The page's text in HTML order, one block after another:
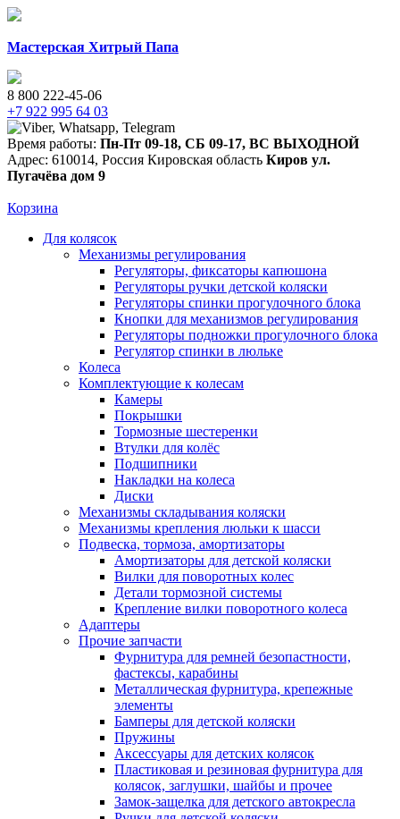
Мастерская Хитрый Папа
8 800 222-45-06
+7 922 995 64 03
Время работы: Пн-Пт 09-18, СБ 09-17, ВС ВЫХОДНОЙ
Адрес: 610014, Россия Кировская область Киров ул.
Пугачёва дом 9
Корзина
Для колясок
Механизмы регулирования
Регуляторы, фиксаторы капюшона
Регуляторы ручки детской коляски
Регуляторы спинки прогулочного блока
Кнопки для механизмов регулирования
Регуляторы подножки прогулочного блока
Регулятор спинки в люльке
Колеса
Комплектующие к колесам
Камеры
Покрышки
Тормозные шестеренки
Втулки для колёс
Подшипники
Накладки на колеса
Диски
Механизмы складывания коляски
Механизмы крепления люльки к шасси
Подвеска, тормоза, амортизаторы
Амортизаторы для детской коляски
Вилки для поворотных колес
Детали тормозной системы
Крепление вилки поворотного колеса
Адаптеры
Прочие запчасти
Фурнитура для ремней безопастности,
фастексы, карабины
Металлическая фурнитура, крепежные
элементы
Бамперы для детской коляски
Пружины
Аксессуары для детских колясок
Пластиковая и резиновая фурнитура для
колясок, заглушки, шайбы и прочее
Замок-защелка для детского автокресла